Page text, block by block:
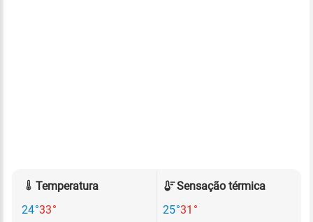
Temperatura
24°33°
Sensação térmica
25°31°